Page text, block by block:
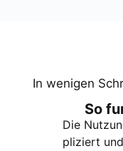
In weni­gen
So
Die
pli­ziert